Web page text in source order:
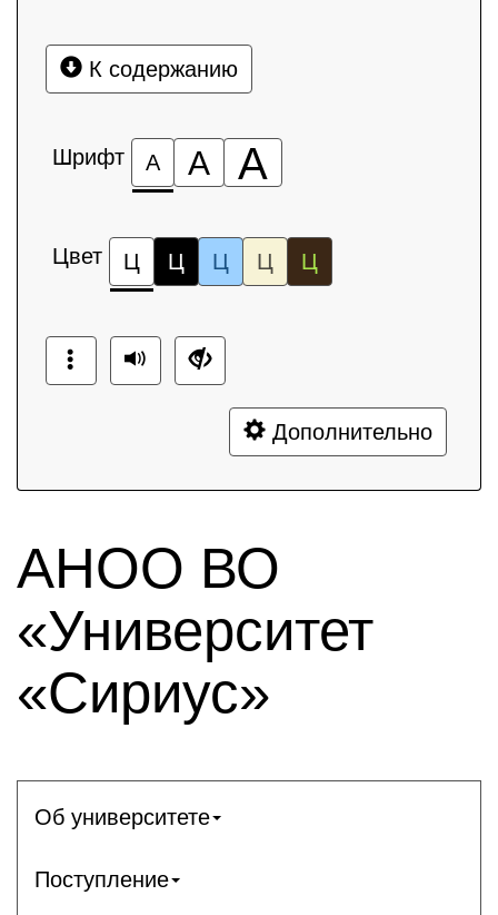
К содержанию
Шрифт А А А
Цвет Ц Ц Ц Ц Ц
Дополнительно
АНОО ВО
«Университет
«Сириус»
Об университете
Поступление